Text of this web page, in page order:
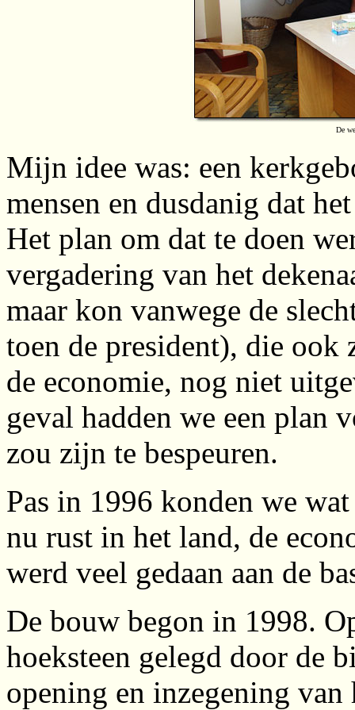
De
Mijn idee was: een
mensen en dusdanig dat
Het plan om dat te doen
vergadering van het
maar kon vanwege de
toen de president), die ook
de economie, nog niet
geval hadden we een plan
zou zijn te bespeuren.
Pas in 1996 konden we
nu rust in het land, de
werd veel gedaan aan de
De bouw begon in 1998.
hoeksteen gelegd door de
opening en inzegening